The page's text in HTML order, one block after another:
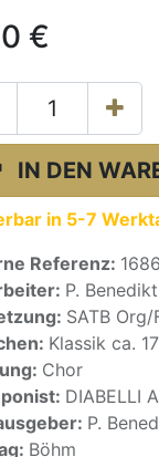
€
IN DEN
in 5-7
Referenz:
P.
SATB
Klassik ca.
Chor
DIABELLI
P.
Böhm